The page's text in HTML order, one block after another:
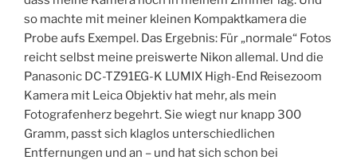
so machte mit meiner kleinen Kompaktkamera die
Probe aufs Exempel. Das Ergebnis: Für „normale“ Fotos
reicht selbst meine preiswerte Nikon allemal. Und die
Panasonic DC-TZ91EG-K LUMIX High-End Reisezoom
Kamera mit Leica Objektiv hat mehr, als mein
Fotografenherz begehrt. Sie wiegt nur knapp 300
Gramm, passt sich klaglos unterschiedlichen
Entfernungen und an – und hat sich schon bei